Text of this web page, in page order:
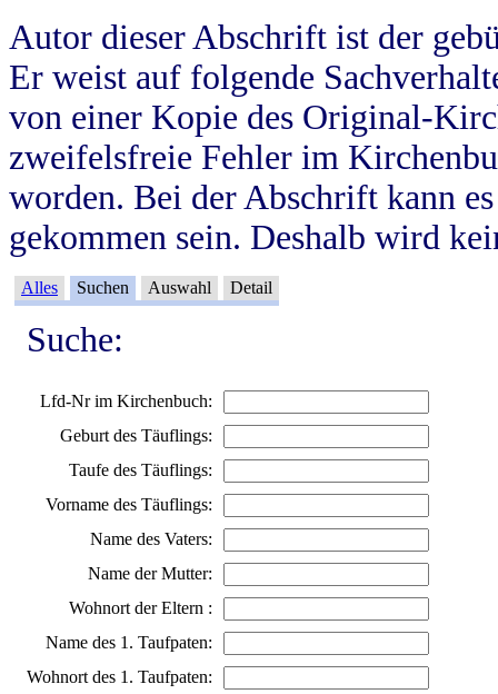
Autor dieser Abschrift ist der
Er weist auf folgende
von einer Kopie des Original-
zweifelsfreie Fehler im
worden. Bei der Abschrift kann
gekommen sein. Deshalb wird
Alles Suchen Auswahl Detail
Suche:
Lfd-Nr im Kirchenbuch:
Geburt des Täuflings:
Taufe des Täuflings:
Vorname des Täuflings:
Name des Vaters:
Name der Mutter:
Wohnort der Eltern :
Name des 1. Taufpaten:
Wohnort des 1. Taufpaten: